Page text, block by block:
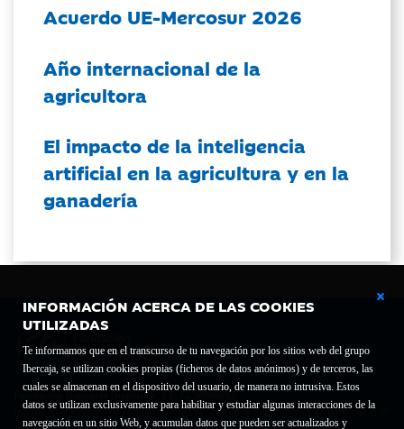
INFORMACIÓN ACERCA DE LAS COOKIES
UTILIZADAS
Te informamos que en el transcurso de tu navegación por los sitios web del grupo
Ibercaja, se utilizan cookies propias (ficheros de datos anónimos) y de terceros, las
cuales se almacenan en el dispositivo del usuario, de manera no intrusiva. Estos
datos se utilizan exclusivamente para habilitar y estudiar algunas interacciones de la
navegación en un sitio Web, y acumulan datos que pueden ser actualizados y
Acuerdo UE-Mercosur 2026
Año internacional de la
agricultora
El impacto de la inteligencia
artificial en la agricultura y en la
ganadería
Fundación Bancaria Ibercaja C.I.F. G-50000652.
Inscrita en el Registro de Fundaciones del Mº de Educación, Cultura y Deporte con el nº